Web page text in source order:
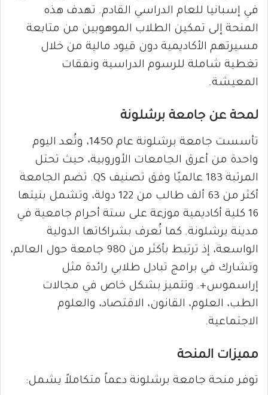
في إسبانيا للعام الدراسي القادم. تهدف هذه
المنحة إلى تمكين الطلاب الموهوبين من متابعة
مسيرتهم الأكاديمية دون قيود مالية من خلال
تغطية شاملة للرسوم الدراسية ونفقات
المعيشة.
لمحة عن جامعة برشلونة
تأسست جامعة برشلونة عام 1450، وتُعد اليوم
واحدة من أعرق الجامعات الأوروبية، حيث تحتل
المرتبة 183 عالميًا وفق تصنيف QS. تضم الجامعة
أكثر من 63 ألف طالب من 122 دولة، وتشمل بنيتها
16 كلية أكاديمية موزعة على ستة أحرام جامعية في
مدينة برشلونة. كما تُعرف بشراكاتها الدولية
الواسعة، إذ ترتبط بأكثر من 980 جامعة حول العالم،
وتشارك في برامج تبادل طلابي رائدة مثل
إراسموس+. وتتميز بشكل خاص في مجالات
الطب، العلوم، القانون، الاقتصاد، والعلوم
الاجتماعية.
مميزات المنحة
توفر منحة جامعة برشلونة دعماً متكاملاً يشمل: